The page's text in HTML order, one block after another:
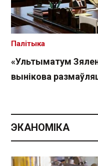
«Ультыматум
вынікова
Палітыка
ЭКАНОМІКА